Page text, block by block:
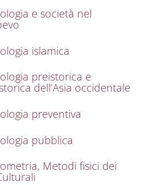
e società nel
islamica
preistorica e
dell’Asia occidentale
preventiva
pubblica
Metodi fisici dei